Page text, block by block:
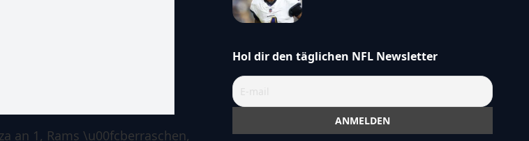
an 1, Rams \u00fcberraschen,
Hol dir den täglichen NFL Newsletter